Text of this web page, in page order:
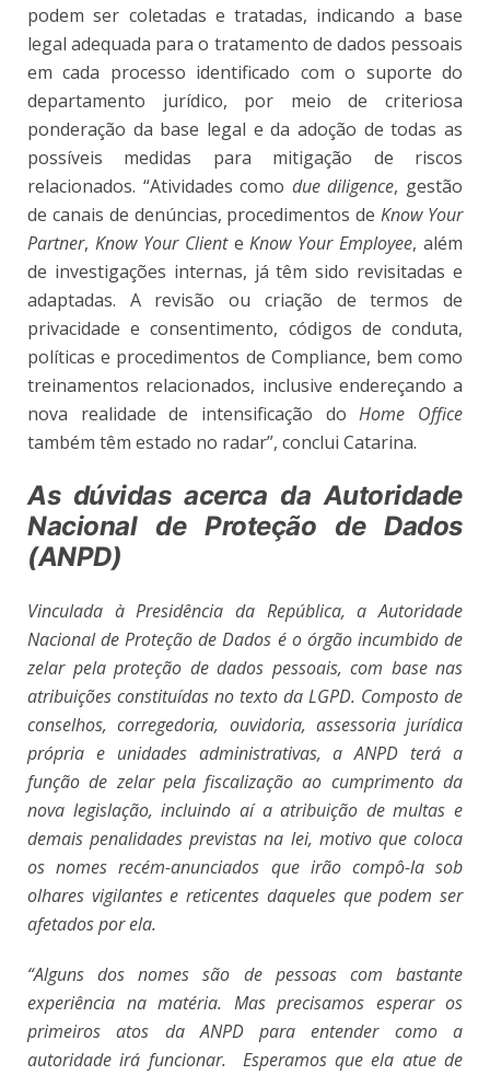
podem ser coletadas e tratadas, indicando a base
legal adequada para o tratamento de dados pessoais
em cada processo identificado com o suporte do
departamento jurídico, por meio de criteriosa
ponderação da base legal e da adoção de todas as
possíveis medidas para mitigação de riscos
relacionados. “Atividades como due diligence, gestão
de canais de denúncias, procedimentos deKnow Your
Partner, Know Your ClienteKnow Your Employee, além
de investigações internas, já têm sido revisitadas e
adaptadas. A revisão ou criação de termos de
privacidade e consentimento, códigos de conduta,
políticas e procedimentos de Compliance, bem como
treinamentos relacionados, inclusive endereçando a
nova realidade de intensificação doHome Office
também têm estado no radar”, conclui Catarina.
As dúvidas acerca da Autoridade
Nacional de Proteção de Dados
(ANPD)
Vinculada à Presidência da República, a Autoridade
Nacional de Proteção de Dados é o órgão incumbido de
zelar pela proteção de dados pessoais, com base nas
atribuições constituídas no texto da LGPD. Composto de
conselhos, corregedoria, ouvidoria, assessoria jurídica
própria e unidades administrativas, a ANPD terá a
função de zelar pela fiscalização ao cumprimento da
nova legislação, incluindo aí a atribuição de multas e
demais penalidades previstas na lei, motivo que coloca
os nomes recém-anunciados que irão compô-la sob
olhares vigilantes e reticentes daqueles que podem ser
afetados por ela.
“Alguns dos nomes são de pessoas com bastante
experiência na matéria. Mas precisamos esperar os
primeiros atos da ANPD para entender como a
autoridade irá funcionar. Esperamos que ela atue de